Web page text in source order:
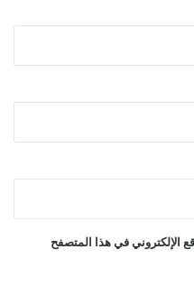
الإلكتروني في هذا المتصفح